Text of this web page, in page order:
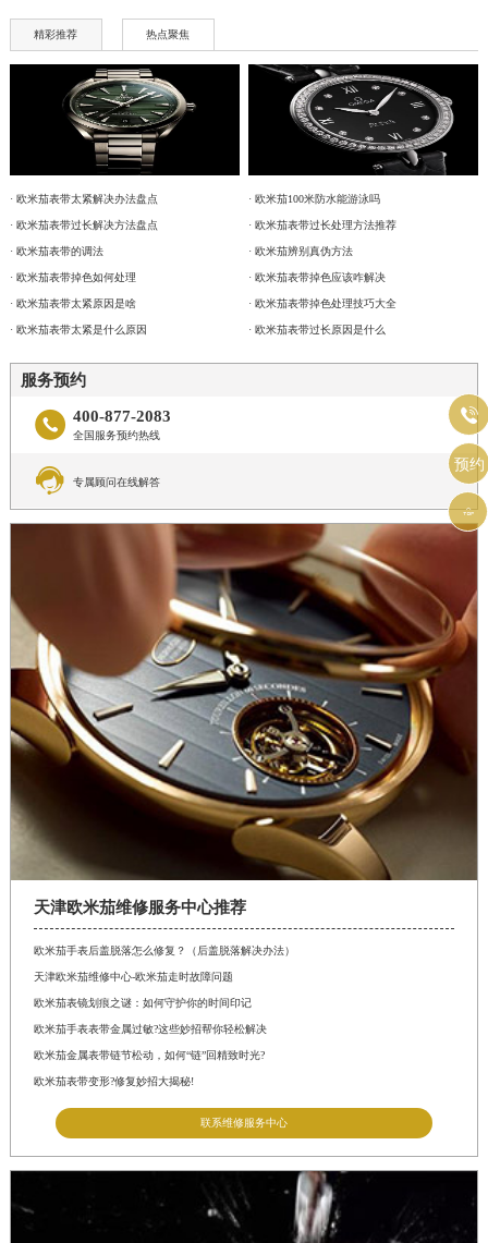
精彩推荐 热点聚焦
· 欧米茄表带太紧解决办法盘点
· 欧米茄表带过长解决方法盘点
· 欧米茄表带的调法
· 欧米茄表带掉色如何处理
· 欧米茄表带太紧原因是啥
· 欧米茄表带太紧是什么原因
· 欧米茄100米防水能游泳吗
· 欧米茄表带过长处理方法推荐
· 欧米茄辨别真伪方法
· 欧米茄表带掉色应该咋解决
· 欧米茄表带掉色处理技巧大全
· 欧米茄表带过长原因是什么
服务预约
 400-877-2083
全国服务预约热线
 专属顾问在线解答
天津欧米茄维修服务中心推荐
欧米茄手表后盖脱落怎么修复？（后盖脱落解决办法）
天津欧米茄维修中心-欧米茄走时故障问题
欧米茄表镜划痕之谜：如何守护你的时间印记
欧米茄手表表带金属过敏?这些妙招帮你轻松解决
欧米茄金属表带链节松动，如何“链”回精致时光?
欧米茄表带变形?修复妙招大揭秘!
联系维修服务中心

预约
